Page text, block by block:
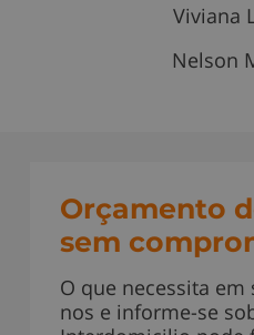
Viviana
Nelson
Orçamento
sem
O que necessita em
nos e informe-se